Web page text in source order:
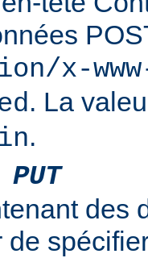
x-
. La
.
des
de